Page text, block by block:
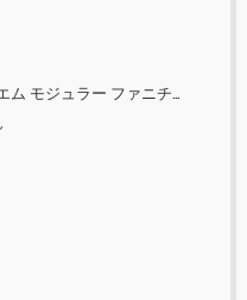
モジュラー ファニチャー